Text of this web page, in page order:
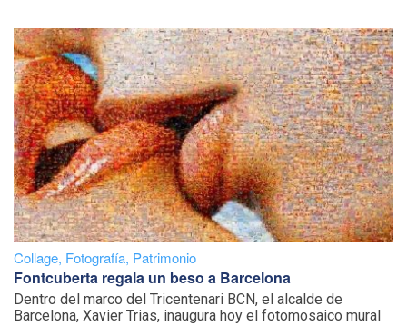
Collage, Fotografía, Patrimonio
Fontcuberta regala un beso a Barcelona
Dentro del marco del Tricentenari BCN, el alcalde de
Barcelona, Xavier Trias, inaugura hoy el fotomosaico mural